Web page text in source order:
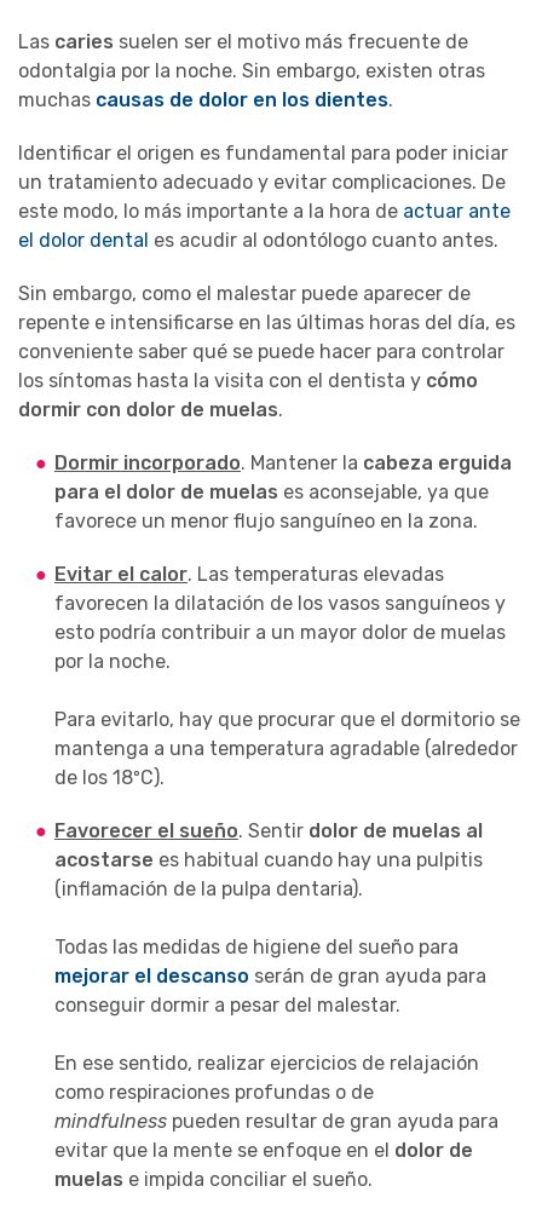
Las caries suelen ser el motivo más frecuente de
odontalgia por la noche. Sin embargo, existen otras
muchas causas de dolor en los dientes.
Identificar el origen es fundamental para poder iniciar
un tratamiento adecuado y evitar complicaciones. De
este modo, lo más importante a la hora de actuar ante
el dolor dental es acudir al odontólogo cuanto antes.
Sin embargo, como el malestar puede aparecer de
repente e intensificarse en las últimas horas del día, es
conveniente saber qué se puede hacer para controlar
los síntomas hasta la visita con el dentista y cómo
dormir con dolor de muelas.
Dormir incorporado. Mantener la cabeza erguida
para el dolor de muelas es aconsejable, ya que
favorece un menor flujo sanguíneo en la zona.
Evitar el calor. Las temperaturas elevadas
favorecen la dilatación de los vasos sanguíneos y
esto podría contribuir a un mayor dolor de muelas
por la noche.
Para evitarlo, hay que procurar que el dormitorio se
mantenga a una temperatura agradable (alrededor
de los 18ºC).
Favorecer el sueño. Sentir dolor de muelas al
acostarse es habitual cuando hay una pulpitis
(inflamación de la pulpa dentaria).
Todas las medidas de higiene del sueño para
mejorar el descanso serán de gran ayuda para
conseguir dormir a pesar del malestar.
En ese sentido, realizar ejercicios de relajación
como respiraciones profundas o de
mindfulness pueden resultar de gran ayuda para
evitar que la mente se enfoque en el dolor de
muelas e impida conciliar el sueño.